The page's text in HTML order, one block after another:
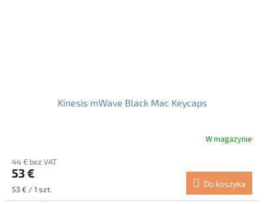
Kinesis mWave Black Mac Keycaps
W magazynie
44 € bez VAT
53 €
Cena
jednostkowa:
53 € / 1 szt.
Do koszyka